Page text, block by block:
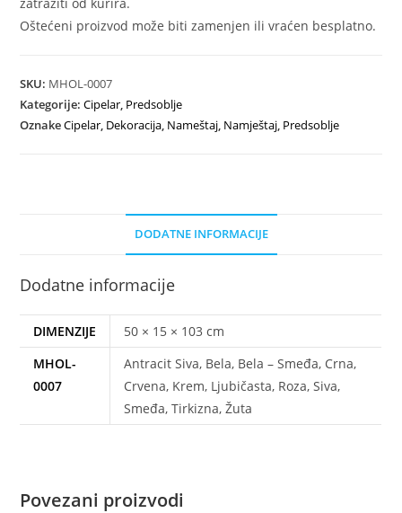
Oštećeni proizvod može biti zamenjen ili vraćen besplatno.
SKU: MHOL-0007
Kategorije:Cipelar Predsoblje
OznakeCipelar Dekoracija Nameštaj Namještaj Predsoblje
DODATNE INFORMACIJE
Dodatne informacije
DIMENZIJE
50 × 15 × 103 cm
MHOL-
0007
Antracit Siva, Bela, Bela – Smeđa, Crna,
Crvena, Krem, Ljubičasta, Roza, Siva,
Smeđa, Tirkizna, Žuta
Povezani proizvodi